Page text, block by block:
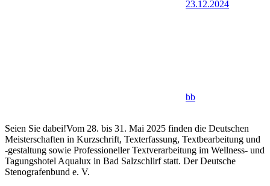
23.12.2024
bb
Seien Sie dabei!Vom 28. bis 31. Mai 2025 finden die Deutschen
Meisterschaften in Kurzschrift, Texterfassung, Textbearbeitung und
-gestaltung sowie Professioneller Textverarbeitung im Wellness- und
Tagungshotel Aqualux in Bad Salzschlirf statt. Der Deutsche
Stenografenbund e. V.